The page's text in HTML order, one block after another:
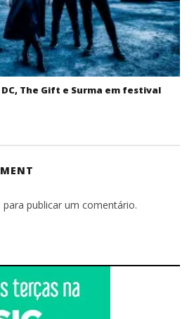
The Gift e Surma em festival
para publicar um comentário.